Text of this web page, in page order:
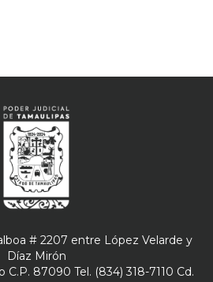
# 2207 entre López Velarde y
Díaz Mirón
87090 Tel. (834) 318-7110 Cd.